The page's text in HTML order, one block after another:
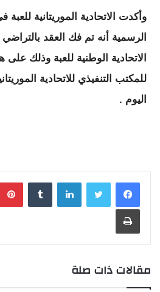
وأكدت الاتحادية الموريتانية
الرسمية أنه تم فك العقد
الاتحادية الوطنية للعبة وذلك
للمكتب التنفيذي للاتحادية
اليوم .
لينكدإن
طباعة
مقالات ذات صلة